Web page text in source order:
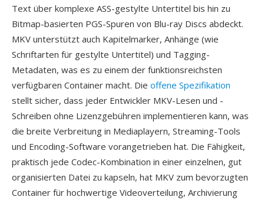
Text über komplexe ASS-gestylte Untertitel bis hin zu
Bitmap-basierten PGS-Spuren von Blu-ray Discs abdeckt.
MKV unterstützt auch Kapitelmarker, Anhänge (wie
Schriftarten für gestylte Untertitel) und Tagging-
Metadaten, was es zu einem der funktionsreichsten
verfügbaren Container macht. Die offene Spezifikation
stellt sicher, dass jeder Entwickler MKV-Lesen und -
Schreiben ohne Lizenzgebühren implementieren kann, was
die breite Verbreitung in Mediaplayern, Streaming-Tools
und Encoding-Software vorangetrieben hat. Die Fähigkeit,
praktisch jede Codec-Kombination in einer einzelnen, gut
organisierten Datei zu kapseln, hat MKV zum bevorzugten
Container für hochwertige Videoverteilung, Archivierung